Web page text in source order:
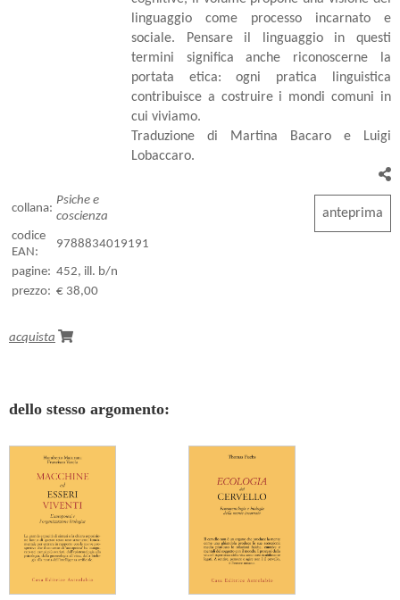
linguaggio come processo incarnato e
sociale. Pensare il linguaggio in questi
termini significa anche riconoscerne la
portata etica: ogni pratica linguistica
contribuisce a costruire i mondi comuni in
cui viviamo.
Traduzione di Martina Bacaro e Luigi
Lobaccaro.
collana:
Psiche e
coscienza
codice
EAN:
9788834019191
pagine: 452, ill. b/n
prezzo: € 38,00
acquista
anteprima
dello stesso argomento: